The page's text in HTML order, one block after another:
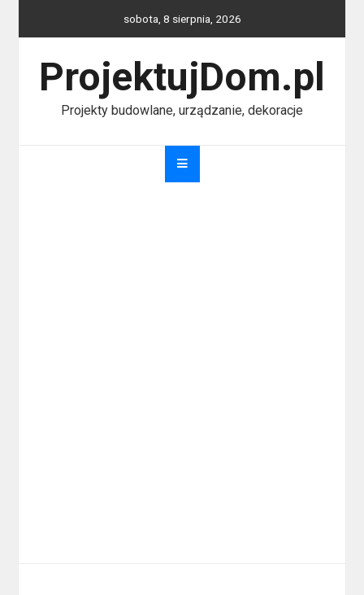
sobota, 8 sierpnia, 2026
ProjektujDom.pl
Projekty budowlane, urządzanie, dekoracje